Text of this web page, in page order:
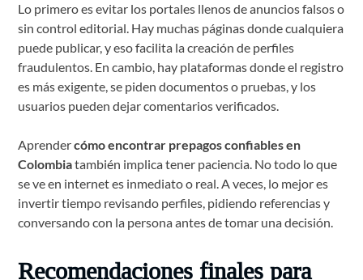
Lo primero es evitar los portales llenos de anuncios falsos o
sin control editorial. Hay muchas páginas donde cualquiera
puede publicar, y eso facilita la creación de perfiles
fraudulentos. En cambio, hay plataformas donde el registro
es más exigente, se piden documentos o pruebas, y los
usuarios pueden dejar comentarios verificados.
Aprendercómo encontrar prepagos confiables en
Colombiatambién implica tener paciencia. No todo lo que
se ve en internet es inmediato o real. A veces, lo mejor es
invertir tiempo revisando perfiles, pidiendo referencias y
conversando con la persona antes de tomar una decisión.
Recomendaciones finales para